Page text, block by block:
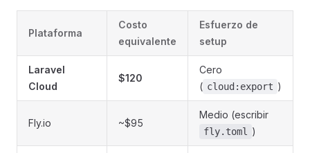
Plataforma
Costo
equivalente
Esfuerzo de
setup
Laravel
Cloud
$120
Cero
( cloud:export )
Fly.io ~$95
Medio (escribir
fly.toml )